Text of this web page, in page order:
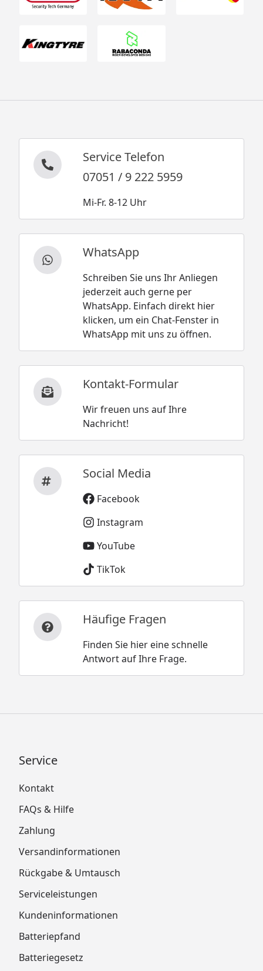
Service Telefon
07051 / 9 222 5959
Mi-Fr. 8-12 Uhr
WhatsApp
Schreiben Sie uns Ihr Anliegen
jederzeit auch gerne per
WhatsApp. Einfach direkt hier
klicken, um ein Chat-Fenster in
WhatsApp mit uns zu öffnen.
Kontakt-Formular
Wir freuen uns auf Ihre
Nachricht!
Social Media
Facebook
Instagram
YouTube
TikTok
Häufige Fragen
Finden Sie hier eine schnelle
Antwort auf Ihre Frage.
Service
Kontakt
FAQs & Hilfe
Zahlung
Versandinformationen
Rückgabe & Umtausch
Serviceleistungen
Kundeninformationen
Batteriepfand
Batteriegesetz